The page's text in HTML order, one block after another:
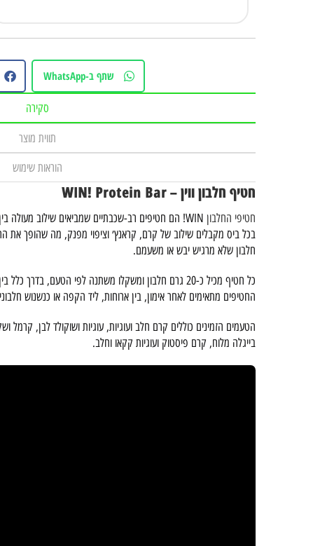
שתף ב-WhatsApp
סקירה
תווית מוצר
הוראות שימוש
חטיף חלבון ווין – WIN! Protein Bar
חטיפי החלבון
בכל ביס מקבלים שילוב של קרם, קראנץ׳ וציפוי מפנק, מה שהופך את
חלבון שלא מרגיש יבש או משעמם.
כל חטיף מכיל כ-20 גרם חלבון ומשקלו משתנה לפי הטעם, בדרך כלל בין 60 ל-64 גרם.
החטיפים מתאימים לאחר אימון, בין ארוחות, ליד הקפה או כנשנוש
הטעמים הזמינים כוללים קרם חלב ועוגיות, עוגיות ושוקולד לבן, קרמל
בייגלה מלוח, קרם פיסטוק ועוגיות קקאו וחלב.